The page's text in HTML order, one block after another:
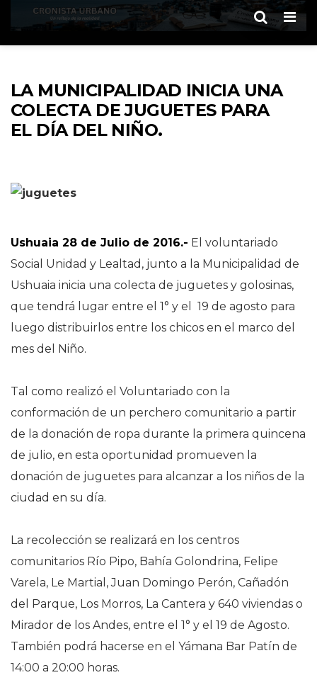
LA MUNICIPALIDAD INICIA UNA
COLECTA DE JUGUETES PARA
EL DÍA DEL NIÑO.
Ushuaia 28 de Julio de 2016.- El voluntariado
Social Unidad y Lealtad, junto a la Municipalidad de
Ushuaia inicia una colecta de juguetes y golosinas,
que tendrá lugar entre el 1° y el 19 de agosto para
luego distribuirlos entre los chicos en el marco del
mes del Niño.
Tal como realizó el Voluntariado con la
conformación de un perchero comunitario a partir
de la donación de ropa durante la primera quincena
de julio, en esta oportunidad promueven la
donación de juguetes para alcanzar a los niños de la
ciudad en su día.
La recolección se realizará en los centros
comunitarios Río Pipo, Bahía Golondrina, Felipe
Varela, Le Martial, Juan Domingo Perón, Cañadón
del Parque, Los Morros, La Cantera y 640 viviendas o
Mirador de los Andes, entre el 1° y el 19 de Agosto.
También podrá hacerse en el Yámana Bar Patín de
14:00 a 20:00 horas.